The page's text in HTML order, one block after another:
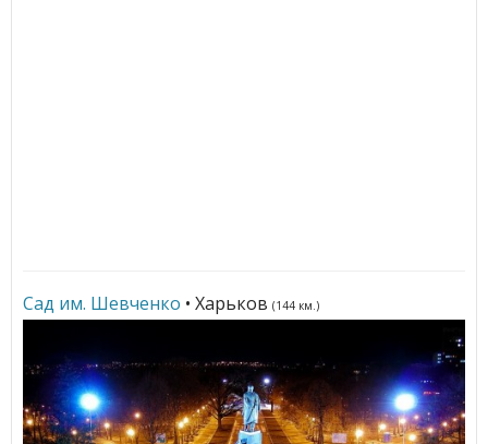
Сад им. Шевченко • Харьков (144 км.)